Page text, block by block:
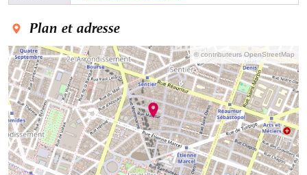
Plan et adresse
© contributeurs OpenStreetMap